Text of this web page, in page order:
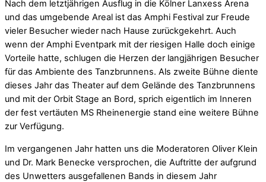
Nach dem letztjährigen Ausflug in die Kölner Lanxess Arena
und das umgebende Areal ist das Amphi Festival zur Freude
vieler Besucher wieder nach Hause zurückgekehrt. Auch
wenn der Amphi Eventpark mit der riesigen Halle doch einige
Vorteile hatte, schlugen die Herzen der langjährigen Besucher
für das Ambiente des Tanzbrunnens. Als zweite Bühne diente
dieses Jahr das Theater auf dem Gelände des Tanzbrunnens
und mit der Orbit Stage an Bord, sprich eigentlich im Inneren
der fest vertäuten MS Rheinenergie stand eine weitere Bühne
zur Verfügung.
Im vergangenen Jahr hatten uns die Moderatoren Oliver Klein
und Dr. Mark Benecke versprochen, die Auftritte der aufgrund
des Unwetters ausgefallenen Bands in diesem Jahr